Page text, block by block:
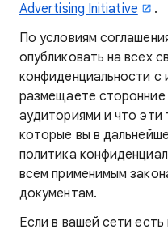
Advertising Initiative
.
По условиям
опубликовать на всех
конфиденциальности
размещаете сторонние
аудиториями и что эти
которые вы в
политика
всем применимым
документам.
Если в вашей сети